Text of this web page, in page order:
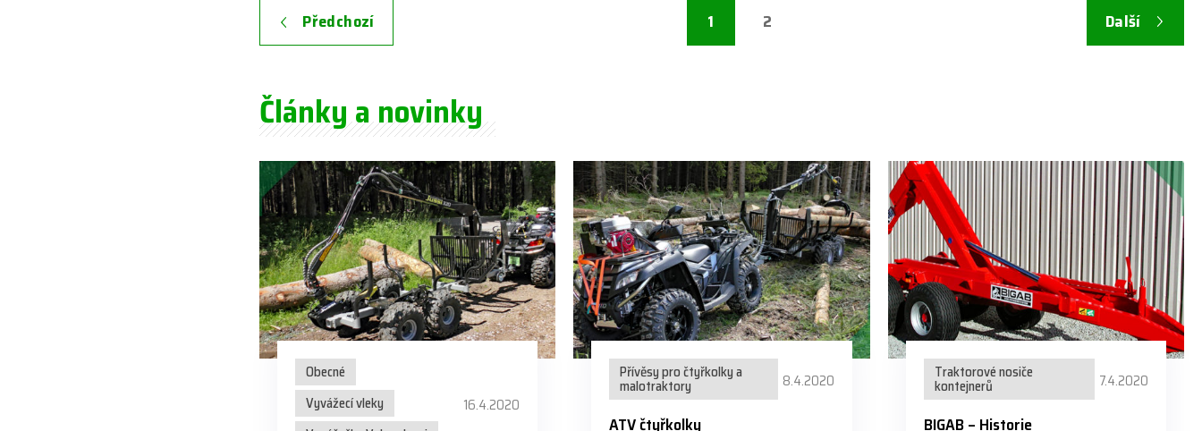
Předchozí 1 2 Další
Články a novinky
Obecné
Vyvážecí vleky
16.4.2020
Přívěsy pro čtyřkolky a
malotraktory 8.4.2020
ATV čtyřkolky
Traktorové nosiče
kontejnerů 7.4.2020
BIGAB – Historie